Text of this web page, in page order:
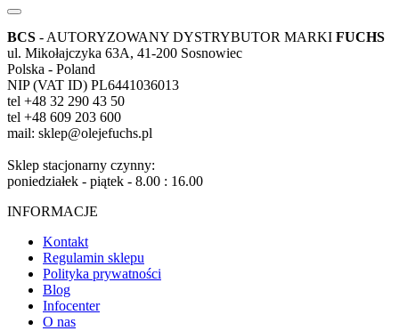
BCS - AUTORYZOWANY DYSTRYBUTOR MARKI FUCHS
ul. Mikołajczyka 63A, 41-200 Sosnowiec
Polska - Poland
NIP (VAT ID) PL6441036013
tel +48 32 290 43 50
tel +48 609 203 600
mail: sklep@olejefuchs.pl
Sklep stacjonarny czynny:
poniedziałek - piątek - 8.00 : 16.00
INFORMACJE
Kontakt
Regulamin sklepu
Polityka prywatności
Blog
Infocenter
O nas